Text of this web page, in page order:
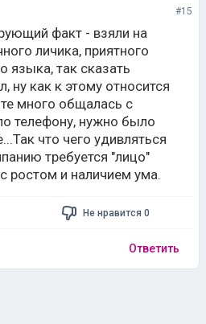
#15
факт - взяли на
личика, приятного
языка, так сказать
как к этому относится
много общалась с
телефону, нужно было
что чего удивляться
требуется "лицо"
ростом и наличием ума.
Не нравится 0
Ответить